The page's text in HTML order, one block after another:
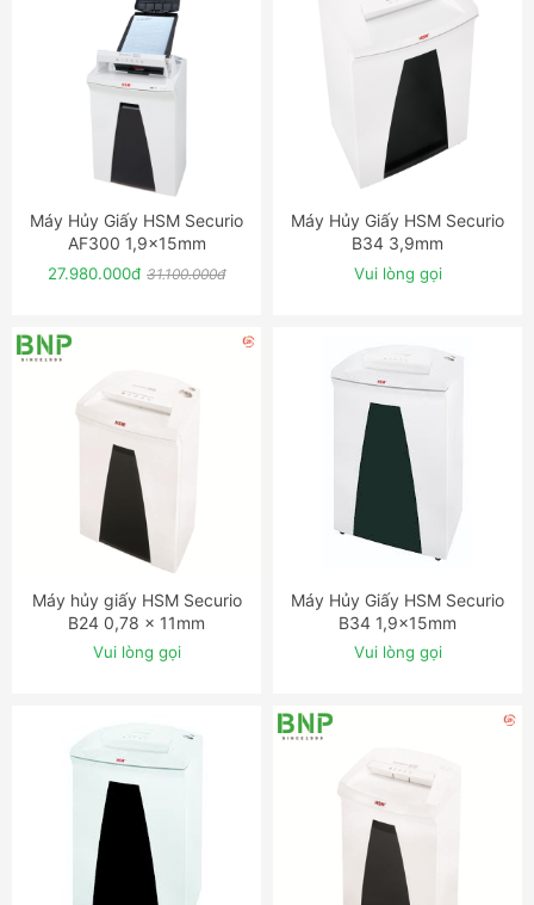
ĐẶT NGAY
Máy Hủy Giấy HSM Securio
AF300 1,9x15mm
27.980.000đ 31.100.000đ
ĐẶT NGAY
Máy Hủy Giấy HSM Securio
B34 3,9mm
Vui lòng gọi
ĐẶT NGAY
Máy hủy giấy HSM Securio
B24 0,78 x 11mm
Vui lòng gọi
ĐẶT NGAY
Máy Hủy Giấy HSM Securio
B34 1,9x15mm
Vui lòng gọi